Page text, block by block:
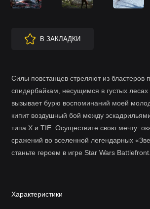
В ЗАКЛАДКИ
Характеристики
Силы повстанцев стреляют из бластеров
спидербайкам, несущимся в густых лесах
вызывает бурю воспоминаний моей
кипит воздушный бой между
типа X и TIE. Осуществите свою мечту:
сражений во вселенной легендарных
станьте героем в игре Star Wars Battlefront.